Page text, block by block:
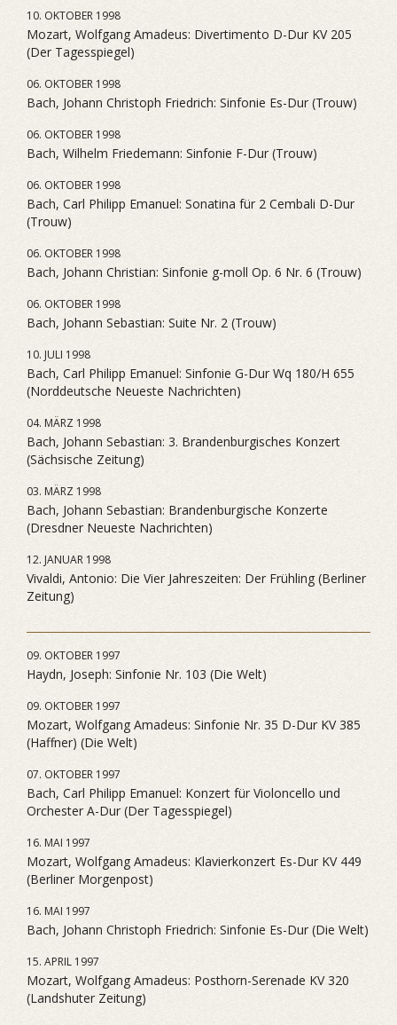
10. OKTOBER 1998
Mozart, Wolfgang Amadeus: Divertimento D-Dur KV 205
(Der Tagesspiegel)
06. OKTOBER 1998
Bach, Johann Christoph Friedrich: Sinfonie Es-Dur (Trouw)
06. OKTOBER 1998
Bach, Wilhelm Friedemann: Sinfonie F-Dur (Trouw)
06. OKTOBER 1998
Bach, Carl Philipp Emanuel: Sonatina für 2 Cembali D-Dur
(Trouw)
06. OKTOBER 1998
Bach, Johann Christian: Sinfonie g-moll Op. 6 Nr. 6 (Trouw)
06. OKTOBER 1998
Bach, Johann Sebastian: Suite Nr. 2 (Trouw)
10. JULI 1998
Bach, Carl Philipp Emanuel: Sinfonie G-Dur Wq 180/H 655
(Norddeutsche Neueste Nachrichten)
04. MÄRZ 1998
Bach, Johann Sebastian: 3. Brandenburgisches Konzert
(Sächsische Zeitung)
03. MÄRZ 1998
Bach, Johann Sebastian: Brandenburgische Konzerte
(Dresdner Neueste Nachrichten)
12. JANUAR 1998
Vivaldi, Antonio: Die Vier Jahreszeiten: Der Frühling (Berliner
Zeitung)
09. OKTOBER 1997
Haydn, Joseph: Sinfonie Nr. 103 (Die Welt)
09. OKTOBER 1997
Mozart, Wolfgang Amadeus: Sinfonie Nr. 35 D-Dur KV 385
(Haffner) (Die Welt)
07. OKTOBER 1997
Bach, Carl Philipp Emanuel: Konzert für Violoncello und
Orchester A-Dur (Der Tagesspiegel)
16. MAI 1997
Mozart, Wolfgang Amadeus: Klavierkonzert Es-Dur KV 449
(Berliner Morgenpost)
16. MAI 1997
Bach, Johann Christoph Friedrich: Sinfonie Es-Dur (Die Welt)
15. APRIL 1997
Mozart, Wolfgang Amadeus: Posthorn-Serenade KV 320
(Landshuter Zeitung)